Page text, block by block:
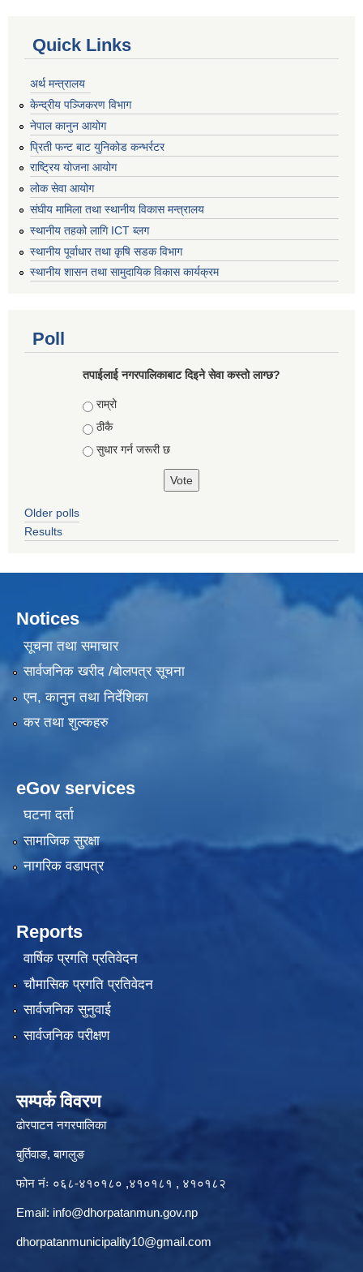
Quick Links
अर्थ मन्त्रालय
केन्द्रीय पञ्जिकरण विभाग
नेपाल कानुन आयोग
प्रिती फन्ट बाट युनिकोड कन्भर्रटर
राष्ट्रिय योजना आयोग
लोक सेवा आयोग
संघीय मामिला तथा स्थानीय विकास मन्त्रालय
स्थानीय तहको लागि ICT ब्लग
स्थानीय पूर्वाधार तथा कृषि सडक विभाग
स्थानीय शासन तथा सामुदायिक विकास कार्यक्रम
Poll
तपाईलाई नगरपालिकाबाट दिइने सेवा कस्तो लाग्छ?
Choices
राम्रो
ठीकै
सुधार गर्न जरूरी छ
Older polls
Results
Notices
सूचना तथा समाचार
सार्वजनिक खरीद /बोलपत्र सूचना
एन, कानुन तथा निर्देशिका
कर तथा शुल्कहरु
eGov services
घटना दर्ता
सामाजिक सुरक्षा
नागरिक वडापत्र
Reports
वार्षिक प्रगति प्रतिवेदन
चौमासिक प्रगति प्रतिवेदन
सार्वजनिक सुनुवाई
सार्वजनिक परीक्षण
सम्पर्क विवरण
ढोरपाटन नगरपालिका
बुर्तिवाङ, बागलुङ
फोन नंः ०६८-४१०१८० ,४१०१८१ , ४१०१८२
Email: info@dhorpatanmun.gov.np
dhorpatanmunicipality10@gmail.com